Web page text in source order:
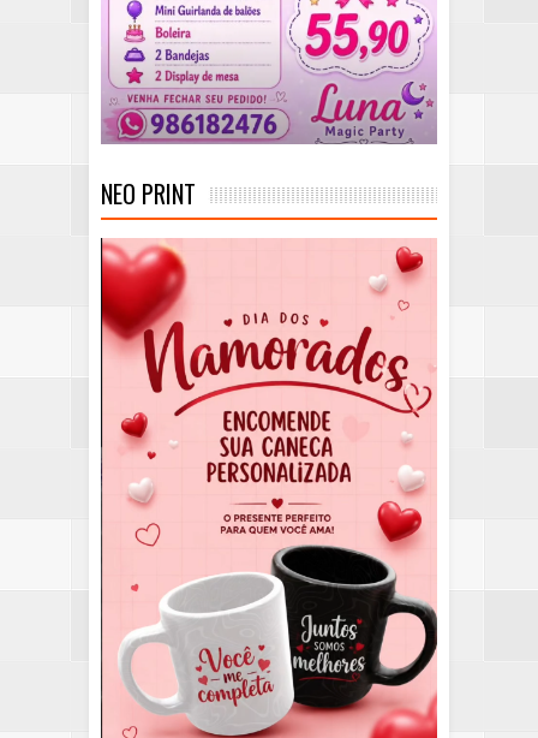
NEO PRINT